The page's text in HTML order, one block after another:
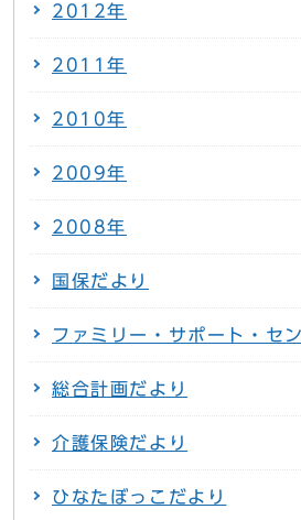
2012年
2011年
2010年
2009年
2008年
国保だより
ファミリー・サポート・セ
総合計画だより
介護保険だより
ひなたぼっこだより